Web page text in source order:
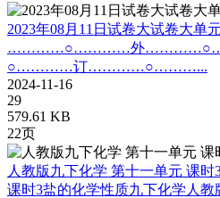
2023年08月11日试卷大试卷大单
…………○…………外
○…………订…………○………...
2024-11-16
29
579.61 KB
22页
人教版九下化学 第十一单元 课时
课时3盐的化学性质九下化学人